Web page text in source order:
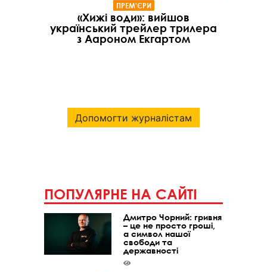
ПРЕМ'ЄРИ
«Хижі води»: вийшов
український трейлер трилера
з Аароном Екгартом
Допомогти журналістам
ПОПУЛЯРНЕ НА САЙТІ
Дмитро Чорний: гривня
– це не просто гроші,
а символ нашої
свободи та
державності